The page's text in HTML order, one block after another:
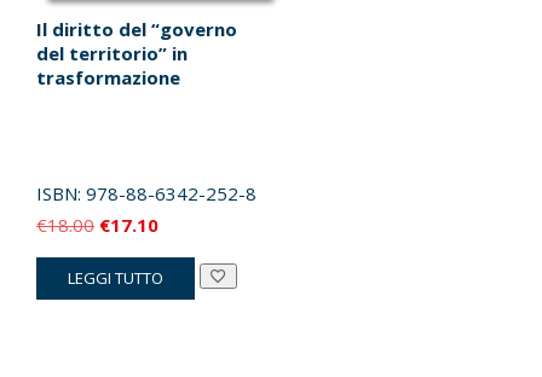
Il diritto del “governo
del territorio” in
trasformazione
ISBN: 978-88-6342-252-8
€18.00 Il
prezzo
originale
€17.10Il
prezzo
attuale
LEGGI TUTTO